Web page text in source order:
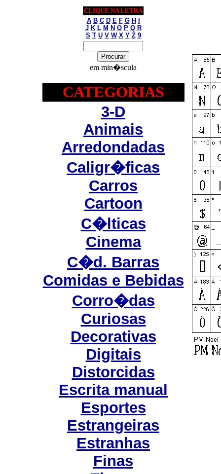
CLIQUE NA LETRA
A B C D E F G H
J K L M N O P Q R
S T U V W X Y Z 9
em min�scula
CATEGORIAS
3-D
Animais
Arredondadas
Caligr�ficas
Carros
Cartoon
C�lticas
Cinema
C�d. Barras
Comidas e Bebidas
Corro�das
Curiosas
Decorativas
Digitais
Distorcidas
Escrita manual
Esportes
Estrangeiras
Estranhas
Finas